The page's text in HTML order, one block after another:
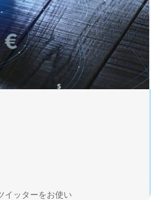
イッターをお使い